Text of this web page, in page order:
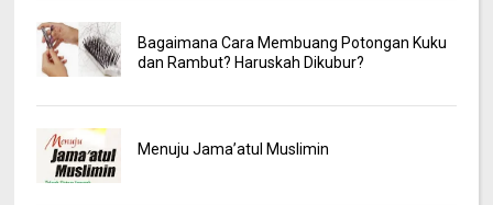
Bagaimana Cara Membuang Potongan Kuku
dan Rambut? Haruskah Dikubur?
Menuju Jama’atul Muslimin